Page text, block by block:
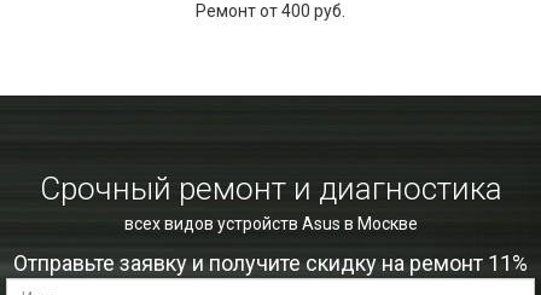
Ремонт от 400 руб.
Срочный ремонт и диагностика
всех видов устройств Asus в Москве
Отправьте заявку и получите скидку на ремонт 11%